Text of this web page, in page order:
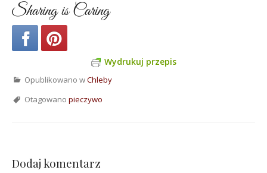
Sharing is Caring
Wydrukuj przepis
Opublikowano wChleby
Otagowano pieczywo
Dodaj komentarz